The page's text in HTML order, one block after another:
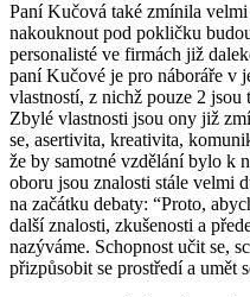
Paní Kučová také zmínila
nakouknout pod pokličku
personalisté ve firmách již
paní Kučové je pro náboráře v
vlastností, z nichž pouze 2 jsou
Zbylé vlastnosti jsou ony již
se, asertivita, kreativita,
že by samotné vzdělání bylo k
oboru jsou znalosti stále velmi
na začátku debaty: “Proto,
další znalosti, zkušenosti a
nazýváme. Schopnost učit se,
přizpůsobit se prostředí a umět